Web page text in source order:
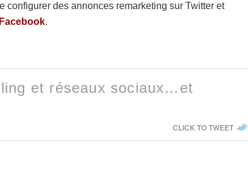
configurer des annonces remarketing sur Twitter et
.
et réseaux sociaux…et
CLICK TO TWEET